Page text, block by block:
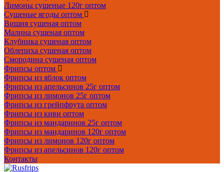
Лимоны сушеные 120г оптом
Сушеные ягоды оптом
Вишня сушеная оптом
Малина сушеная оптом
Клубника сушеная оптом
Облепиха сушеная оптом
Смородина сушеная оптом
Фрипсы оптом
Фрипсы из яблок оптом
Фрипсы из апельсинов 25г оптом
Фрипсы из лимонов 25г оптом
Фрипсы из грейпфрута оптом
Фрипсы из киви оптом
Фрипсы из мандаринов 25г оптом
Фрипсы из мандаринов 120г оптом
Фрипсы из лимонов 120г оптом
Фрипсы из апельсинов 120г оптом
Контакты